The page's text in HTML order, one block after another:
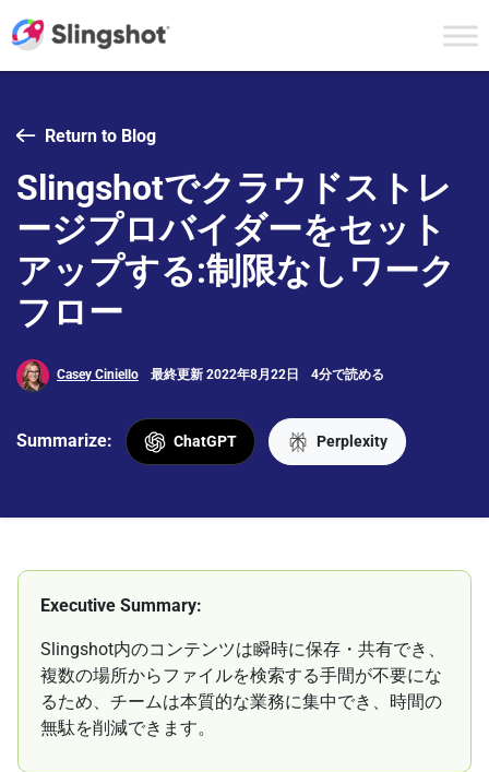
Return to Blog
Slingshotでクラウドストレ
ージプロバイダーをセット
アップする:制限なしワーク
フロー
Casey Ciniello 最終更新 2022年8月22日 4分で読める
Summarize: ChatGPT Perplexity
Executive Summary:
Slingshot内のコンテンツは瞬時に保存・共有でき、
複数の場所からファイルを検索する手間が不要にな
るため、チームは本質的な業務に集中でき、時間の
無駄を削減できます。